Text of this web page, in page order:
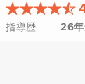
指導歴
26年